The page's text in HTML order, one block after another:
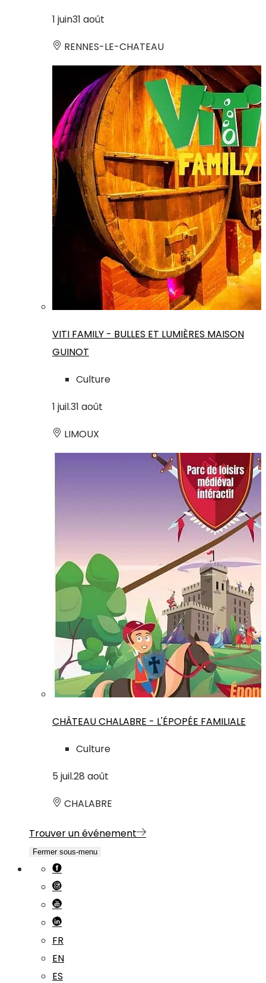
1 juin31 août
RENNES-LE-CHATEAU
VITI FAMILY - BULLES ET LUMIÈRES MAISON
GUINOT
Culture
1 juil.31 août
LIMOUX
CHÂTEAU CHALABRE - L'ÉPOPÉE FAMILIALE
Culture
5 juil.28 août
CHALABRE
Trouver un événement
Fermer sous-menu
FR
EN
ES